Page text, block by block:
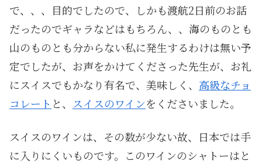
で、、、目的でしたので、しかも渡航2日前のお話
だったのでギャラなどはもちろん、、海のものとも
山のものとも分からない私に発生するわけは無い予
定でしたが、お声をかけてくださった先生が、お礼
にスイスでもかなり有名で、美味しく、 高級なチョ
コレート と、 スイスのワインをくださいました。
スイスのワインは、その数が少ない故、日本では手
に入りにくいものです。このワインのシャトーはと